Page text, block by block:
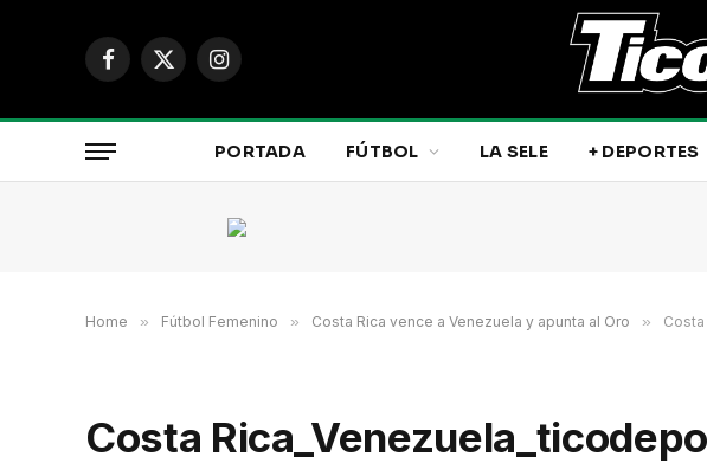
Facebook
X
Instagram
PORTADA FÚTBOL LA SELE + DEPORTES
Home » Fútbol Femenino » Costa Rica vence a Venezuela y apunta al Oro »
Costa